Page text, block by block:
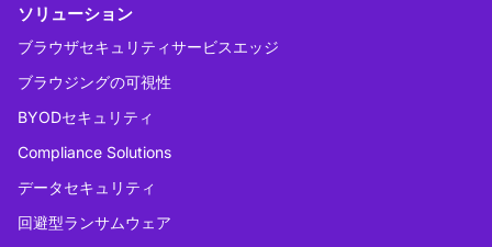
ソリューション
ブラウザセキュリティサービスエッジ
ブラウジングの可視性
BYODセキュリティ
Compliance Solutions
データセキュリティ
回避型ランサムウェア